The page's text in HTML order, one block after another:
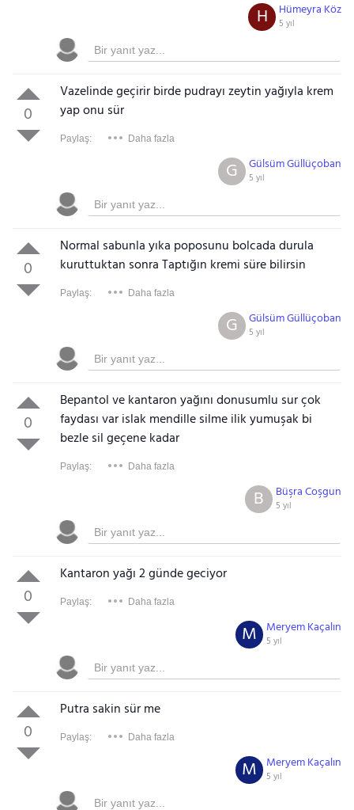
Hümeyra Köz
5 yıl
H
0
Vazelinde geçirir birde pudrayı zeytin yağıyla krem
yap onu sür
Paylaş: Daha fazla
Gülsüm Güllüçoban
5 yıl
G
0
Normal sabunla yıka poposunu bolcada durula
kuruttuktan sonra Taptığın kremi süre bilirsin
Paylaş: Daha fazla
Gülsüm Güllüçoban
5 yıl
G
0
Bepantol ve kantaron yağını donusumlu sur çok
faydası var islak mendille silme ilik yumuşak bi
bezle sil geçene kadar
Paylaş: Daha fazla
Büşra Coşgun
5 yıl
B
0
Kantaron yağı 2 günde geciyor
Paylaş: Daha fazla
Meryem Kaçalın
5 yıl
M
0
Putra sakin sür me
Paylaş: Daha fazla
Meryem Kaçalın
5 yıl
M